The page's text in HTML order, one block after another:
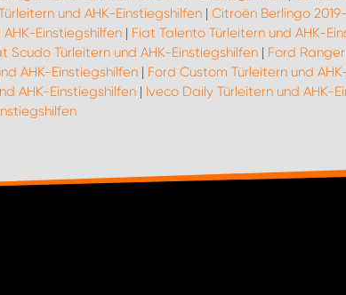
und AHK-Einstiegshilfen| Citroën Berlingo
Einstiegshilfen| Fiat Talento Türleitern und AHK-
Scudo Türleitern und AHK-Einstiegshilfen | Ford
AHK-Einstiegshilfen | Ford Custom Türleitern und
AHK-Einstiegshilfen | Iveco Daily Türleitern und AHK-